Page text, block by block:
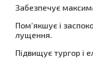
Забезпечує
Пом’якшує і
лущення.
Підвищує тургор і